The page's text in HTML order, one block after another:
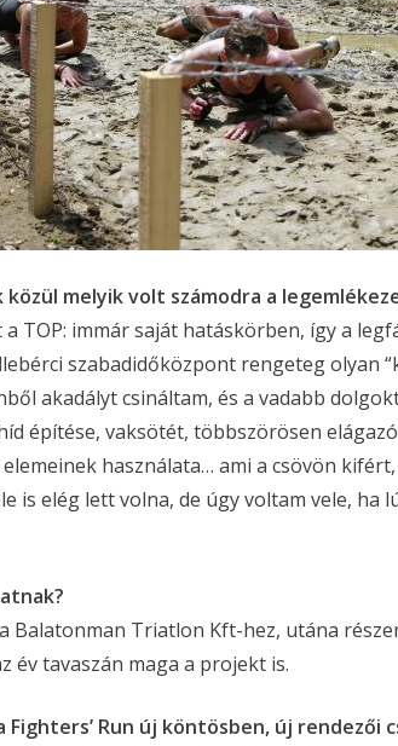
közül melyik volt számodra a
a TOP: immár saját hatáskörben, így a
szabadidőközpont rengeteg olyan
akadályt csináltam, és a vadabb
építése, vaksötét, többszörösen
használata… ami a csövön
is elég lett volna, de úgy voltam vele, ha
Balatonman Triatlon Kft-hez, utána
év tavaszán maga a projekt is.
Fighters’ Run új köntösben, új